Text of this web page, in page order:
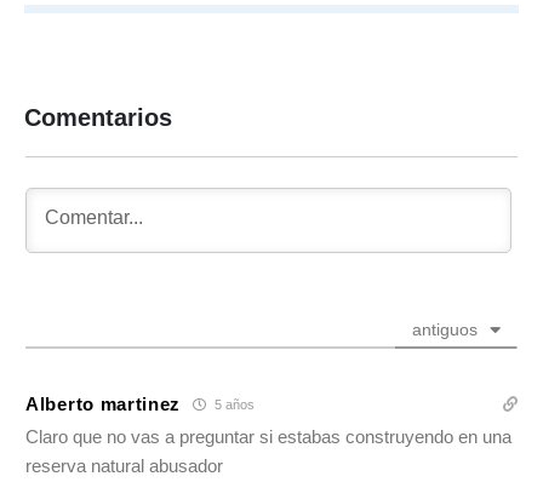
Comentarios
antiguos
Alberto martinez 5 años
Claro que no vas a preguntar si estabas construyendo en una
reserva natural abusador